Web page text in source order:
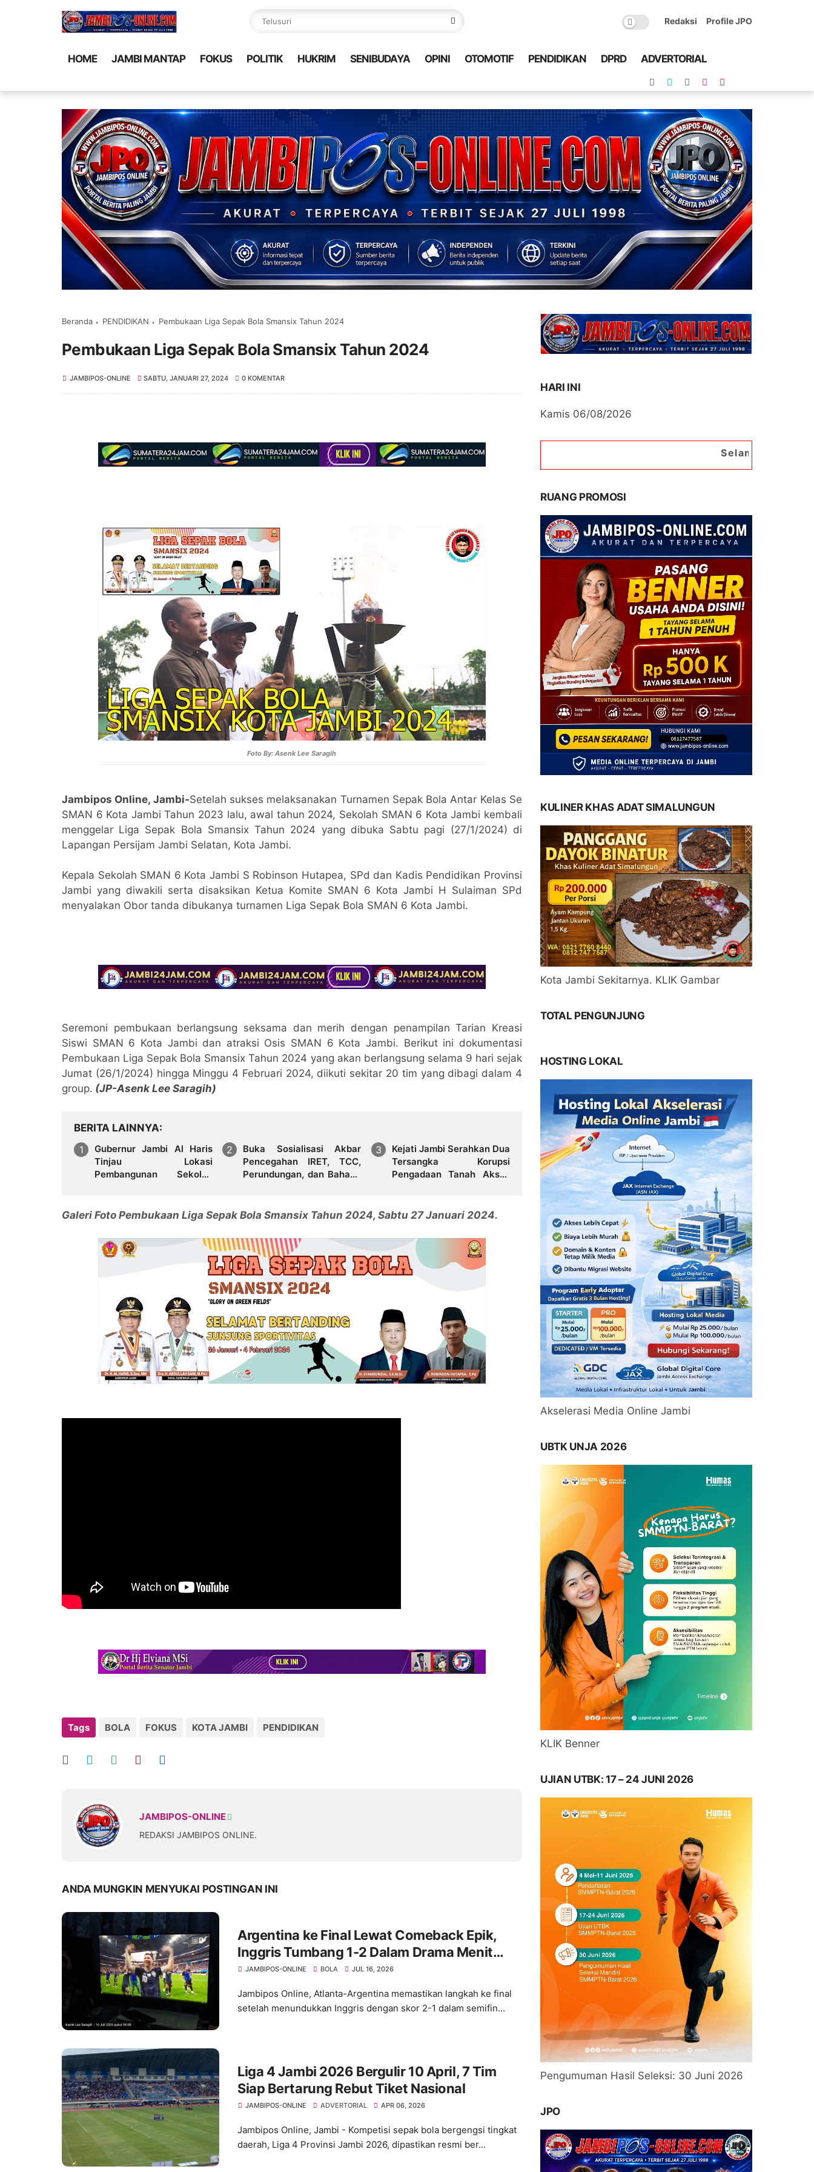
Redaksi Profile JPO
HOME JAMBI MANTAP FOKUS POLITIK HUKRIM SENIBUDAYA OPINI OTOMOTIF PENDIDIKAN DPRD ADVERTORIAL
Beranda PENDIDIKAN Pembukaan Liga Sepak Bola Smansix Tahun 2024
Pembukaan Liga Sepak Bola Smansix Tahun 2024
JAMBIPOS-ONLINE SABTU, JANUARI 27, 2024 0 KOMENTAR
Foto By: Asenk Lee Saragih
Jambipos Online, Jambi-Setelah sukses melaksanakan Turnamen Sepak Bola Antar Kelas Se
SMAN 6 Kota Jambi Tahun 2023 lalu, awal tahun 2024, Sekolah SMAN 6 Kota Jambi kembali
menggelar Liga Sepak Bola Smansix Tahun 2024 yang dibuka Sabtu pagi (27/1/2024) di
Lapangan Persijam Jambi Selatan, Kota Jambi.
Kepala Sekolah SMAN 6 Kota Jambi S Robinson Hutapea, SPd dan Kadis Pendidikan Provinsi
Jambi yang diwakili serta disaksikan Ketua Komite SMAN 6 Kota Jambi H Sulaiman SPd
menyalakan Obor tanda dibukanya turnamen Liga Sepak Bola SMAN 6 Kota Jambi.
Seremoni pembukaan berlangsung seksama dan merih dengan penampilan Tarian Kreasi
Siswi SMAN 6 Kota Jambi dan atraksi Osis SMAN 6 Kota Jambi. Berikut ini dokumentasi
Pembukaan Liga Sepak Bola Smansix Tahun 2024 yang akan berlangsung selama 9 hari sejak
Jumat (26/1/2024) hingga Minggu 4 Februari 2024, diikuti sekitar 20 tim yang dibagi dalam 4
group. (JP-Asenk Lee Saragih)
BERITA LAINNYA
Gubernur Jambi Al Haris
Tinjau Lokasi
Pembangunan Sekolah
Green City
Buka Sosialisasi Akbar
Pencegahan IRET, TCC,
Perundungan, dan Bahaya
Kejati Jambi Serahkan Dua
Tersangka Korupsi
Pengadaan Tanah Akses
Galeri Foto Pembukaan Liga Sepak Bola Smansix Tahun 2024, Sabtu 27 Januari 2024.
Tags BOLA FOKUS KOTA JAMBI PENDIDIKAN
JAMBIPOS-ONLINE
REDAKSI JAMBIPOS ONLINE.
ANDA MUNGKIN MENYUKAI POSTINGAN INI
Argentina ke Final Lewat Comeback Epik,
Inggris Tumbang 1-2 Dalam Drama Menit
Akhir
JAMBIPOS-ONLINE BOLA JUL 16, 2026
Jambipos Online, Atlanta-Argentina memastikan langkah ke final
setelah menundukkan Inggris dengan skor 2-1 dalam semifin...
Liga 4 Jambi 2026 Bergulir 10 April, 7 Tim
Siap Bertarung Rebut Tiket Nasional
JAMBIPOS-ONLINE ADVERTORIAL APR 06, 2026
Jambipos Online, Jambi - Kompetisi sepak bola bergengsi tingkat
daerah, Liga 4 Provinsi Jambi 2026, dipastikan resmi ber...
HARI INI
Kamis 06/08/2026
Selamat Datang di Portal
RUANG PROMOSI
KULINER KHAS ADAT SIMALUNGUN
Kota Jambi Sekitarnya. KLIK Gambar
TOTAL PENGUNJUNG
HOSTING LOKAL
Akselerasi Media Online Jambi
UBTK UNJA 2026
KLIK Benner
UJIAN UTBK: 17 – 24 JUNI 2026
Pengumuman Hasil Seleksi: 30 Juni 2026
JPO